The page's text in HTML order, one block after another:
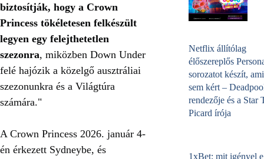
biztosítják, hogy a Crown
Princess tökéletesen felkészült
legyen egy felejthetetlen
szezonra, miközben Down Under
felé hajózik a közelgő ausztráliai
szezonunkra és a Világtúra
számára."
A Crown Princess 2026. január 4-
én érkezett Sydneybe, és
Netflix állítólag
élőszereplős
sorozatot készít,
sem kért –
rendezője és a Star
Picard írója
1xBet: mit igényel